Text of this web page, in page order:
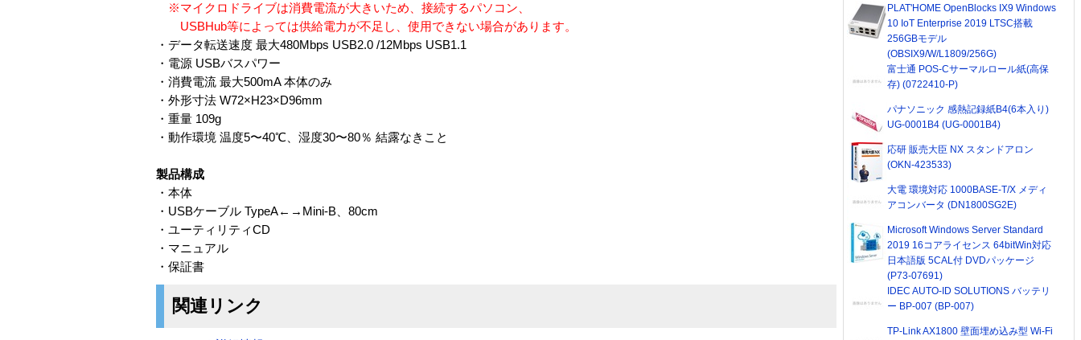
※マイクロドライブは消費電流が大きいため、接続するパソコン、
USBHub等によっては供給電力が不足し、使用できない場合があります。
・データ転送速度 最大480Mbps USB2.0 /12Mbps USB1.1
・電源 USBバスパワー
・消費電流 最大500mA 本体のみ
・外形寸法 W72×H23×D96mm
・重量 109g
・動作環境 温度5〜40℃、湿度30〜80％ 結露なきこと
製品構成
・本体
・USBケーブル TypeA←→Mini-B、80cm
・ユーティリティCD
・マニュアル
・保証書
関連リンク
PLAT'HOME OpenBlocks IX9 Windows
10 IoT Enterprise 2019 LTSC搭載
256GBモデル
(OBSIX9/W/L1809/256G)
富士通 POS-Cサーマルロール紙(高保
存) (0722410-P)
パナソニック 感熱記録紙B4(6本入り)
UG-0001B4 (UG-0001B4)
応研 販売大臣 NX スタンドアロン
(OKN-423533)
大電 環境対応 1000BASE-T/X メディ
アコンバータ (DN1800SG2E)
Microsoft Windows Server Standard
2019 16コアライセンス 64bitWin対応
日本語版 5CAL付 DVDパッケージ
(P73-07691)
IDEC AUTO-ID SOLUTIONS バッテリ
ー BP-007 (BP-007)
TP-Link AX1800 壁面埋め込み型 Wi-Fi